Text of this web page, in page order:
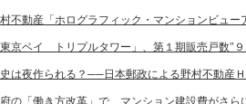
不動産「ホログラフィック・マンションビュー
東京ベイ トリプルタワー」、第１期販売戸数"
は夜作られる？──日本郵政による野村不動産
の「働き方改革」で、マンション建設費がさら